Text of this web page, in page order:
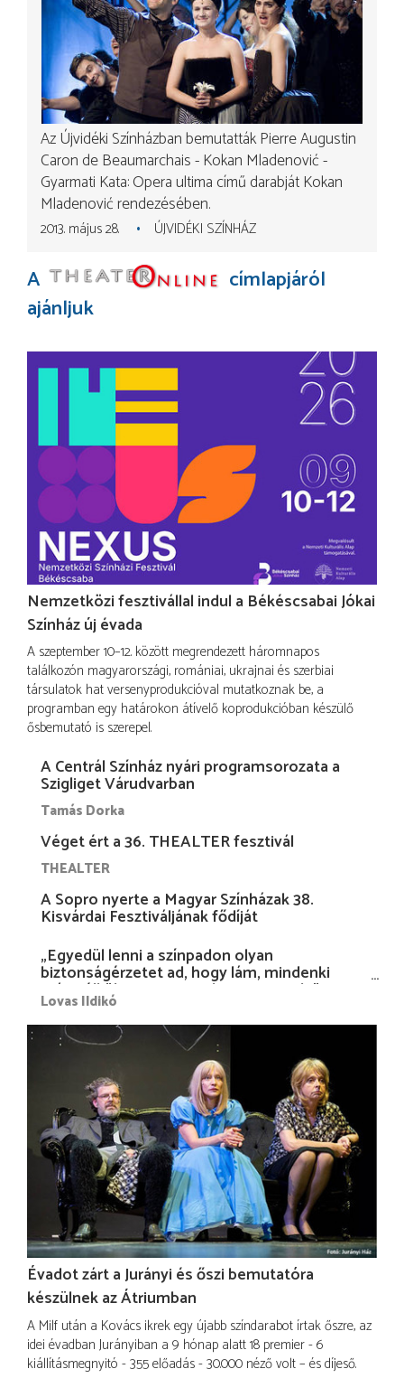
Az Újvidéki Színházban bemutatták Pierre Augustin
Caron de Beaumarchais - Kokan Mladenović -
Gyarmati Kata: Opera ultima című darabját Kokan
Mladenović rendezésében.
2013. május 28. ÚJVIDÉKI SZÍNHÁZ
A
címlapjáról
ajánljuk
Nemzetközi fesztivállal indul a Békéscsabai Jókai
Színház új évada
A szeptember 10–12. között megrendezett háromnapos
találkozón magyarországi, romániai, ukrajnai és szerbiai
társulatok hat versenyprodukcióval mutatkoznak be, a
programban egy határokon átívelő koprodukcióban készülő
ősbemutató is szerepel.
A Centrál Színház nyári programsorozata a
Szigliget Várudvarban
Tamás Dorka
Véget ért a 36. THEALTER fesztivál
THEALTER
A Sopro nyerte a Magyar Színházak 38.
Kisvárdai Fesztiváljának fődíját
„Egyedül lenni a színpadon olyan
biztonságérzetet ad, hogy lám, mindenki
más nélkül is megvagyok magammal…”
Lovas Ildikó
Évadot zárt a Jurányi és őszi bemutatóra
készülnek az Átriumban
A Milf után a Kovács ikrek egy újabb színdarabot írtak őszre, az
idei évadban Jurányiban a 9 hónap alatt 18 premier - 6
kiállításmegnyitó - 355 előadás - 30.000 néző volt – és díjeső.